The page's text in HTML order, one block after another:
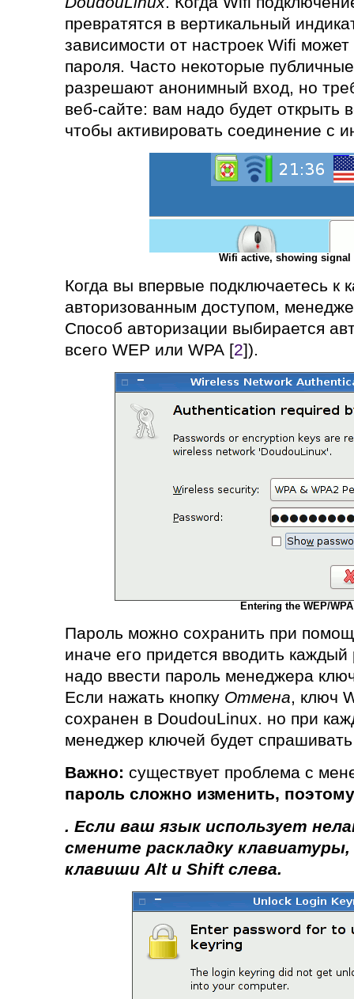
превратятся в вертикальный
зависимости от настроек Wifi
пароля. Часто некоторые
разрешают анонимный вход, но
веб-сайте: вам надо будет открыть
чтобы активировать соединение с
Wifi active, showing signal
Когда вы впервые подключаетесь к
авторизованным доступом,
Способ авторизации выбирается
всего WEP или WPA [2]).
Entering the WEP/
Пароль можно сохранить при
иначе его придется вводить
надо ввести пароль менеджера
Если нажать кнопку Отмена, ключ
сохранен в DoudouLinux. но при
менеджер ключей будет
Важно: существует проблема с
пароль сложно изменить,
. Если ваш язык использует
смените раскладку
клавишиAltи Shiftслева.